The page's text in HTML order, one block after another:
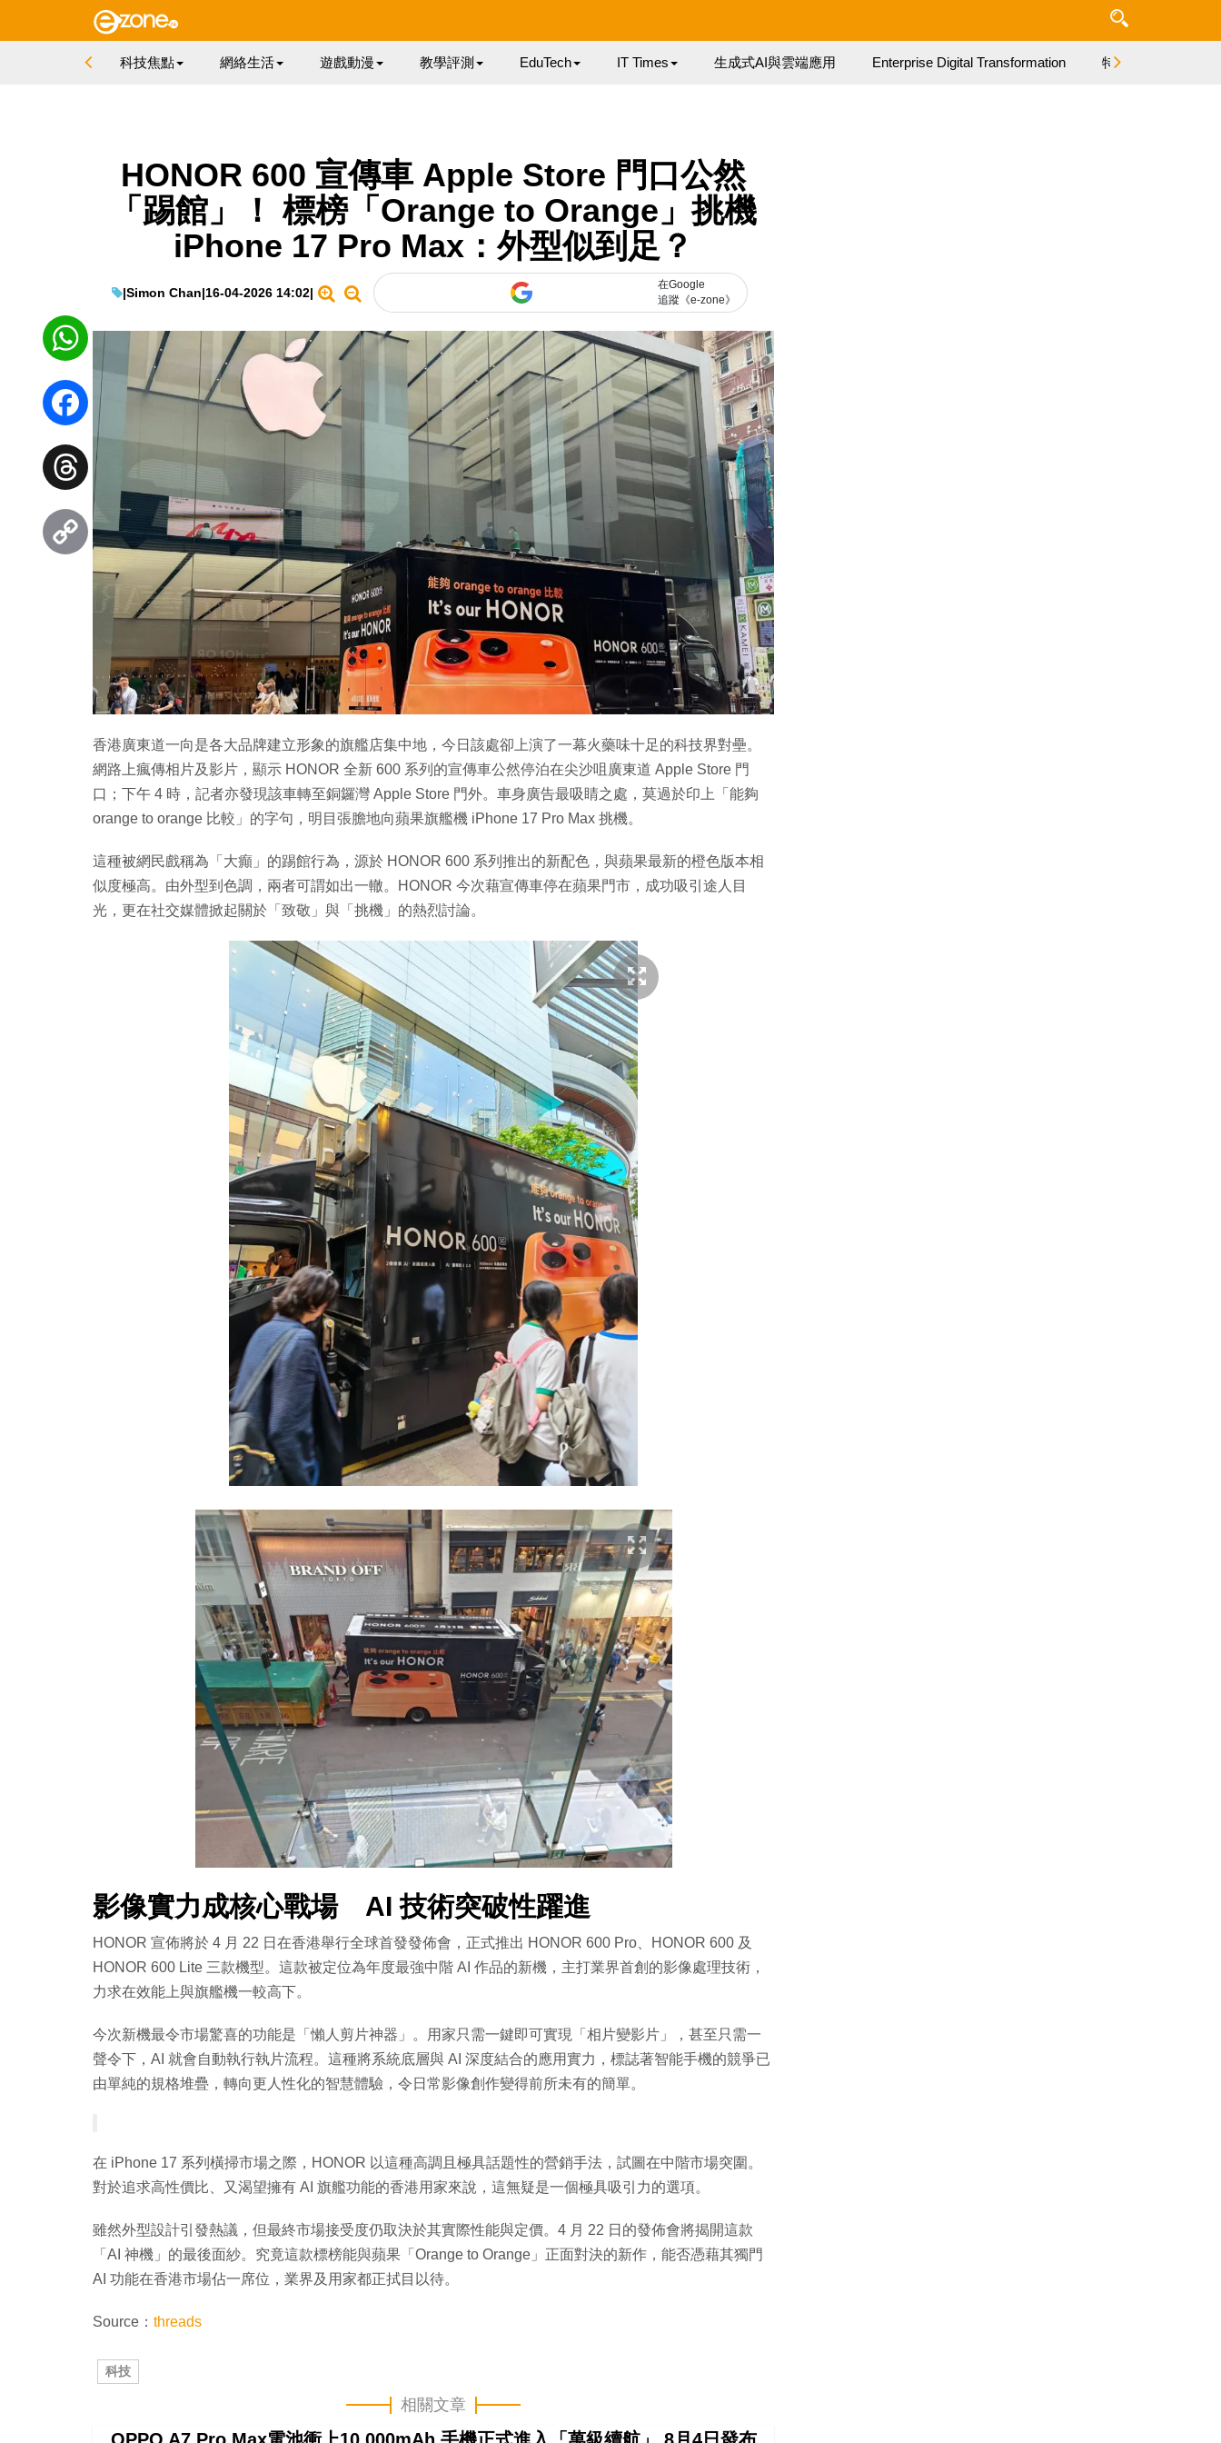
科技焦點 網絡生活 遊戲動漫 教學評測 EduTech IT Times 生成式AI與雲端應用 Enterprise Digital Transformation 特集
HONOR 600 宣傳車 Apple Store 門口公然
「踢館」！ 標榜「Orange to Orange」挑機
iPhone 17 Pro Max：外型似到足？
|Simon Chan|16-04-2026 14:02|
在Google
追蹤《e-zone》
香港廣東道一向是各大品牌建立形象的旗艦店集中地，今日該處卻上演了一幕火藥味十足的科技界對壘。
網路上瘋傳相片及影片，顯示 HONOR 全新 600 系列的宣傳車公然停泊在尖沙咀廣東道 Apple Store 門
口；下午 4 時，記者亦發現該車轉至銅鑼灣 Apple Store 門外。車身廣告最吸睛之處，莫過於印上「能夠
orange to orange 比較」的字句，明目張膽地向蘋果旗艦機 iPhone 17 Pro Max 挑機。
這種被網民戲稱為「大癲」的踢館行為，源於 HONOR 600 系列推出的新配色，與蘋果最新的橙色版本相
似度極高。由外型到色調，兩者可謂如出一轍。HONOR 今次藉宣傳車停在蘋果門市，成功吸引途人目
光，更在社交媒體掀起關於「致敬」與「挑機」的熱烈討論。
影像實力成核心戰場 AI 技術突破性躍進
HONOR 宣佈將於 4 月 22 日在香港舉行全球首發發佈會，正式推出 HONOR 600 Pro、HONOR 600 及
HONOR 600 Lite 三款機型。這款被定位為年度最強中階 AI 作品的新機，主打業界首創的影像處理技術，
力求在效能上與旗艦機一較高下。
今次新機最令市場驚喜的功能是「懶人剪片神器」。用家只需一鍵即可實現「相片變影片」，甚至只需一
聲令下，AI 就會自動執行執片流程。這種將系統底層與 AI 深度結合的應用實力，標誌著智能手機的競爭已
由單純的規格堆疊，轉向更人性化的智慧體驗，令日常影像創作變得前所未有的簡單。
在 iPhone 17 系列橫掃市場之際，HONOR 以這種高調且極具話題性的營銷手法，試圖在中階市場突圍。
對於追求高性價比、又渴望擁有 AI 旗艦功能的香港用家來說，這無疑是一個極具吸引力的選項。
雖然外型設計引發熱議，但最終市場接受度仍取決於其實際性能與定價。4 月 22 日的發佈會將揭開這款
「AI 神機」的最後面紗。究竟這款標榜能與蘋果「Orange to Orange」正面對決的新作，能否憑藉其獨門
AI 功能在香港市場佔一席位，業界及用家都正拭目以待。
Source： threads
科技
相關文章
WhatsApp
Facebook
Threads